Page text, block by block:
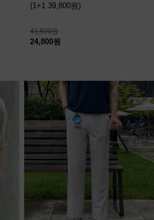
(1+1 39,800원)
41,800원
24,800원